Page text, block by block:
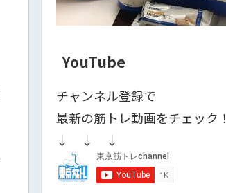
YouTube
チャンネル登録で
最新の筋トレ動画をチェック！
↓ ↓ ↓